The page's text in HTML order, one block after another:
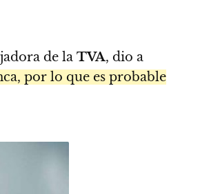
de la TVA, dio a
por lo que es probable